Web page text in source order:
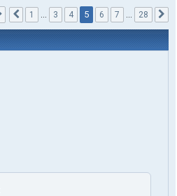
Страница из 28
Пред.
1 … 3 4 5 6 7 … 28